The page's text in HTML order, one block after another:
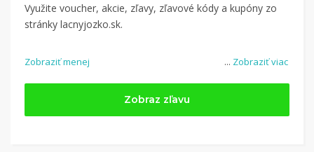
... Zobraziť viac
Využite voucher, akcie, zľavy, zľavové kódy a kupóny zo
stránky lacnyjozko.sk.
Zobraziť menej
Zobraz zľavu